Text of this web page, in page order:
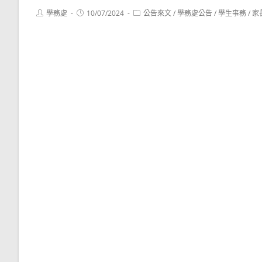
Post學務處
Post10/07/2024
Post公告來文/學務處公告/學生事務/ 家